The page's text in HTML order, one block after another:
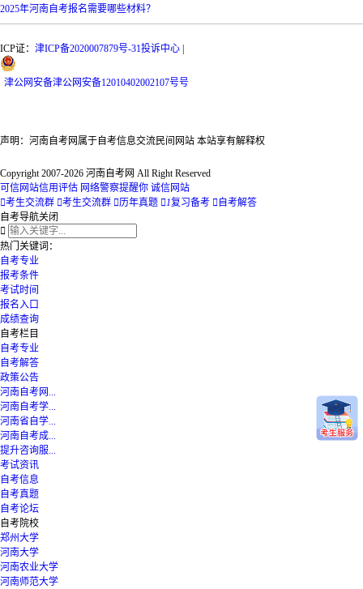
2025年河南自考报名需要哪些材料？
ICP证： 津ICP备2020007879号-31投诉中心
津公网安备津公网安备12010402002107号号
声明：河南自考网属于自考信息交流民间网站 本站享有解释权
Copyright 2007-2026 河南自考网 All Right Reserved
可信网站信用评估 网络警察提醒你 诚信网站
考生交流群 考生交流群 历年真题 1复习备考  自考解答
自考导航关闭

热门关键词：
自考专业
报考条件
考试时间
报名入口
成绩查询
自考栏目
自考专业
自考解答
政策公告
河南自考网...
河南自考学...
河南省自学...
河南自考成...
提升咨询服...
考试资讯
自考信息
自考真题
自考论坛
自考院校
郑州大学
河南大学
河南农业大学
河南师范大学